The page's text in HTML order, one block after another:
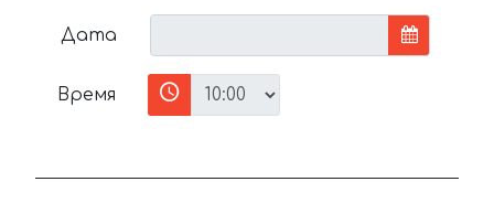
Дата
Время